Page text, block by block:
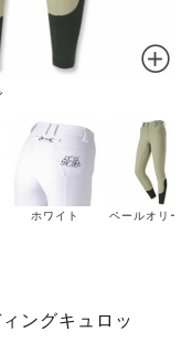
ホワイト ペールオリー
ングキュロッ